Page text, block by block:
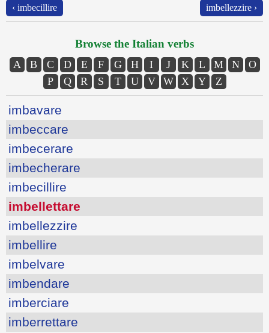
‹ imbecillire imbellezzire ›
Browse the Italian verbs
A B C D E F G H I J K L M N
O
P
Q R S T U V W X Y Z
imbavare
imbeccare
imbecerare
imbecherare
imbecillire
imbellettare
imbellezzire
imbellire
imbelvare
imbendare
imberciare
imberrettare